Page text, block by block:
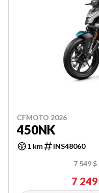
CFMOTO 2026
450NK
1 km
INS48060
7 549 $
7